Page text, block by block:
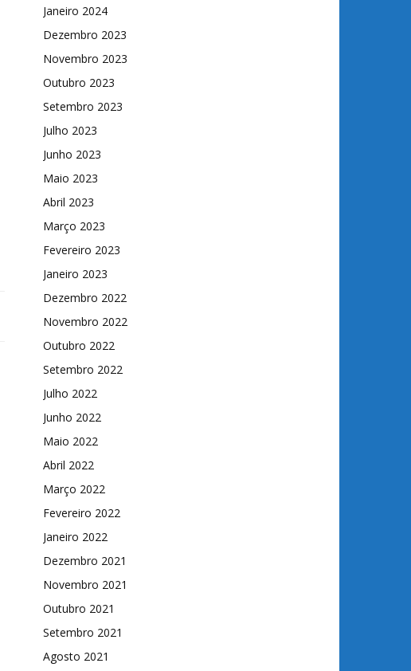
Janeiro 2024
Dezembro 2023
Novembro 2023
Outubro 2023
Setembro 2023
Julho 2023
Junho 2023
Maio 2023
Abril 2023
Março 2023
Fevereiro 2023
Janeiro 2023
Dezembro 2022
Novembro 2022
Outubro 2022
Setembro 2022
Julho 2022
Junho 2022
Maio 2022
Abril 2022
Março 2022
Fevereiro 2022
Janeiro 2022
Dezembro 2021
Novembro 2021
Outubro 2021
Setembro 2021
Agosto 2021